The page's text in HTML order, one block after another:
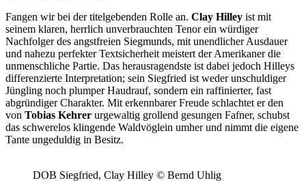
Fangen wir bei der titelgebenden Rolle an. Clay Hilley ist mit
seinem klaren, herrlich unverbrauchten Tenor ein würdiger
Nachfolger des angstfreien Siegmunds, mit unendlicher Ausdauer
und nahezu perfekter Textsicherheit meistert der Amerikaner die
unmenschliche Partie. Das herausragendste ist dabei jedoch Hilleys
differenzierte Interpretation; sein Siegfried ist weder unschuldiger
Jüngling noch plumper Haudrauf, sondern ein raffinierter, fast
abgründiger Charakter. Mit erkennbarer Freude schlachtet er den
von Tobias Kehrer urgewaltig grollend gesungen Fafner, schubst
das schwerelos klingende Waldvöglein umher und nimmt die eigene
Tante ungeduldig in Besitz.
DOB Siegfried, Clay Hilley © Bernd Uhlig